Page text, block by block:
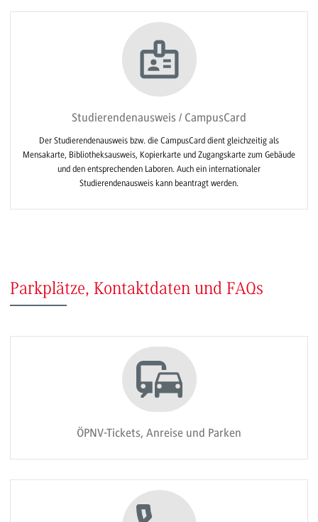
Studierendenausweis / CampusCard
Der Studierendenausweis bzw. die CampusCard dient gleichzeitig als
Mensakarte, Bibliotheksausweis, Kopierkarte und Zugangskarte zum Gebäude
und den entsprechenden Laboren. Auch ein internationaler
Studierendenausweis kann beantragt werden.
Parkplätze, Kontaktdaten und FAQs
ÖPNV-Tickets, Anreise und Parken